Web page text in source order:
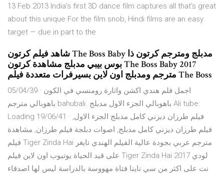
13 Feb 2013 India's first 3D dance film captures all that's great
about this unique For the film snob, Hindi films are an easy
target — due in part to the
شاهد فيلم كرتون The Boss Baby مدبلج ومترجم كرتون ذا
بوس بيبي مدبلج مشاهدة كرتون The Boss Baby 2017
مترجم ومدبلج اون لاين بسيرفرات متعددة فيلم The Boss
05/04/39 · اجمل فلم هندي اكشن واثارة رومنسي في الكون
باهوبالي مترجم bahubali. باهوبالي الجزء الاول مدبلج Ali tube.
Loading 19/06/41 · فيلم طرزان ديزني كامل مدبلج الجزء الاول,
فيلم طرزان ديزني كامل مدبلج, اصوات دبلجة فيلم طرزان, مشاهدة
فيلم Tiger Zinda Hai مترجم عربي بجودة عالية الفيلم الهندي تايغر
على قيد الحياة يوتيوب اون لاين فيلم Tiger Zinda Hai 2017 لودي
نت على اكثر من سي ناينا فتاة مهووسة بالدراسة ليس لها اصدقاء